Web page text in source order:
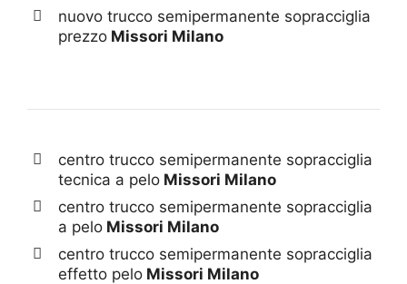
nuovo trucco semipermanente sopracciglia
prezzo Missori Milano
centro trucco semipermanente sopracciglia
tecnica a pelo Missori Milano
centro trucco semipermanente sopracciglia
a pelo Missori Milano
centro trucco semipermanente sopracciglia
effetto pelo Missori Milano